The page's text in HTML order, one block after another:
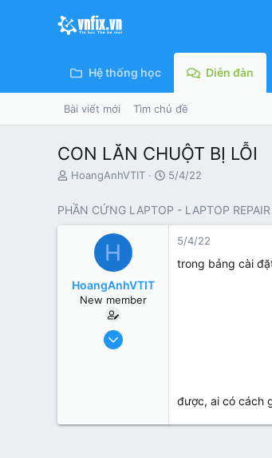
Hệ thống học Diễn đàn
Bài viết mới Tìm chủ đề
CON LĂN CHUỘT BỊ LỖI
N
ư
ờ
HoangAnhVTIT
N
y
5/4/22
PHẦN CỨNG LAPTOP - LAPTOP REPAIR
H
HoangAnhVTIT
New member
5/4/22
trong bảng cài
được, ai có cách